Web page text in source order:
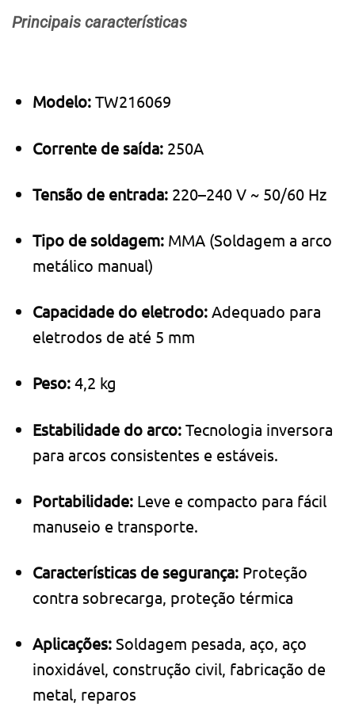
Principais características
Modelo: TW216069
Corrente de saída: 250A
Tensão de entrada: 220–240 V ~ 50/60 Hz
Tipo de soldagem: MMA (Soldagem a arco
metálico manual)
Capacidade do eletrodo: Adequado para
eletrodos de até 5 mm
Peso: 4,2 kg
Estabilidade do arco: Tecnologia inversora
para arcos consistentes e estáveis.
Portabilidade: Leve e compacto para fácil
manuseio e transporte.
Características de segurança: Proteção
contra sobrecarga, proteção térmica
Aplicações: Soldagem pesada, aço, aço
inoxidável, construção civil, fabricação de
metal, reparos